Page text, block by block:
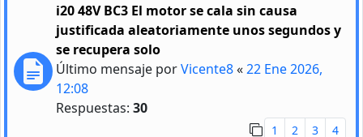
i20 48V BC3 El motor se cala sin causa
justificada aleatoriamente unos segundos y
se recupera solo
Último mensaje porVicente8«22 Ene 2026,
12:08
Respuestas: 30
1 2 3 4